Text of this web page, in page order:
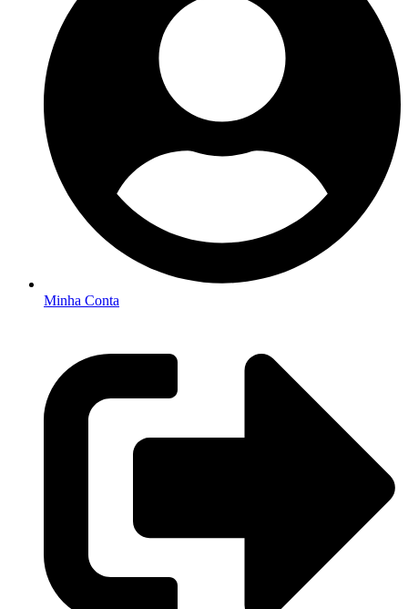
Minha Conta